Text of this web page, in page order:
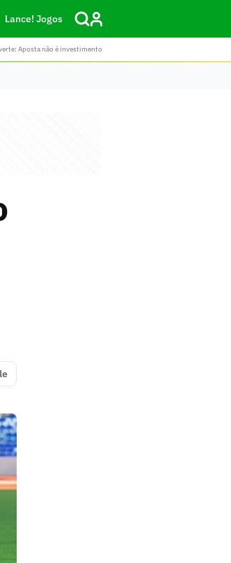
Lance! Jogos
Aposta não é investimento